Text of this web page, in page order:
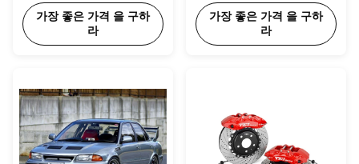
가장 좋은 가격 을 구하
라
로터가장 좋은 가격 을 구하
라